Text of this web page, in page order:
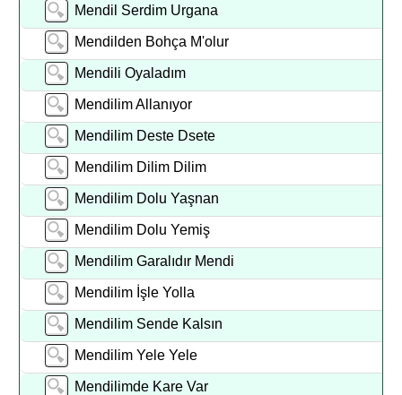
Mendil Serdim Urgana
Mendilden Bohça M'olur
Mendili Oyaladım
Mendilim Allanıyor
Mendilim Deste Dsete
Mendilim Dilim Dilim
Mendilim Dolu Yaşnan
Mendilim Dolu Yemiş
Mendilim Garalıdır Mendi
Mendilim İşle Yolla
Mendilim Sende Kalsın
Mendilim Yele Yele
Mendilimde Kare Var